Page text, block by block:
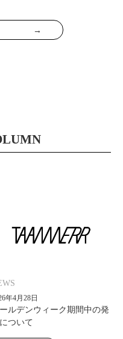
年4月28日
ルデンウィーク期間中の発
ついて